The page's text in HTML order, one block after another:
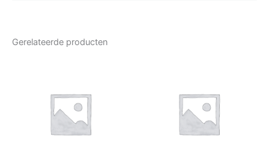
Gerelateerde producten